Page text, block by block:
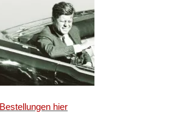
Bestellungen hier